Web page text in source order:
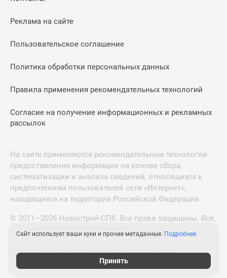
Реклама на сайте
Пользовательское соглашение
Политика обработки персональных данных
Правила применения рекомендательных технологий
Согласие на получение информационных и рекламных
рассылок
На сайте применяются рекомендательные технологии
предоставления информации на основе сбора,
систематизации и анализа сведений, относящихся к
предпочтениям пользователей сети «Интернет»,
находящихся на территории Российской Федерации.
© 2011—2026 Новострой-СПб. Все права защищены. Всё,
что нужно знать о новостройках
Новостройки Москвы и Московской области
Сайт использует ваши куки и прочие метаданные. Подробнее
Принять